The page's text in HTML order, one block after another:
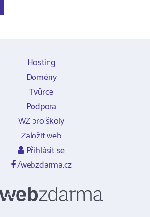
Hosting
Domény
Tvůrce
Podpora
WZ pro školy
Založit web
Přihlásit se
/webzdarma.cz